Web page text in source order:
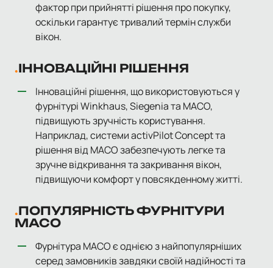
фактор при прийнятті рішення про покупку,
оскільки гарантує тривалий термін служби
вікон.
ІННОВАЦІЙНІ РІШЕННЯ
Інноваційні рішення, що використовуються у
фурнітурі Winkhaus, Siegenia та MACO,
підвищують зручність користування.
Наприклад, системи activPilot Concept та
рішення від MACO забезпечують легке та
зручне відкривання та закривання вікон,
підвищуючи комфорт у повсякденному житті.
ПОПУЛЯРНІСТЬ ФУРНІТУРИ
MACO
Фурнітура MACO є однією з найпопулярніших
серед замовників завдяки своїй надійності та